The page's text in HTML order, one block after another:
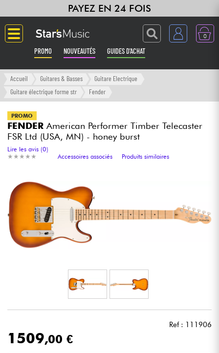
PAYEZ EN 24 FOIS
0
PROMO NOUVEAUTÉS GUIDES D'ACHAT
Langue
Amplis & Effets
Claviers & Pianos
Home Studio
Casques
Eclairage
Accueil Guitares & Basses
Guitare Electrique
Guitare électrique forme str
Fender
PROMO
FENDER American Performer Timber Telecaster
FSR Ltd (USA, MN) - honey burst
★ ★ ★ ★ ★
★ ★ ★ ★ ★
Lire les avis (0)
Accessoires associés
Produits similaires
Ref : 111906
1509,00 €